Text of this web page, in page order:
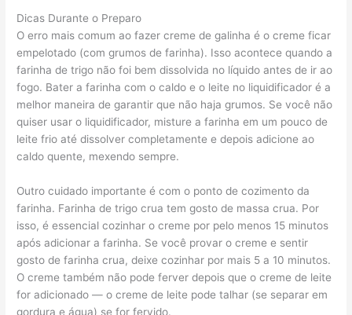
Dicas Durante o Preparo
O erro mais comum ao fazer creme de galinha é o creme ficar
empelotado (com grumos de farinha). Isso acontece quando a
farinha de trigo não foi bem dissolvida no líquido antes de ir ao
fogo. Bater a farinha com o caldo e o leite no liquidificador é a
melhor maneira de garantir que não haja grumos. Se você não
quiser usar o liquidificador, misture a farinha em um pouco de
leite frio até dissolver completamente e depois adicione ao
caldo quente, mexendo sempre.
Outro cuidado importante é com o ponto de cozimento da
farinha. Farinha de trigo crua tem gosto de massa crua. Por
isso, é essencial cozinhar o creme por pelo menos 15 minutos
após adicionar a farinha. Se você provar o creme e sentir
gosto de farinha crua, deixe cozinhar por mais 5 a 10 minutos.
O creme também não pode ferver depois que o creme de leite
for adicionado — o creme de leite pode talhar (se separar em
gordura e água) se for fervido.